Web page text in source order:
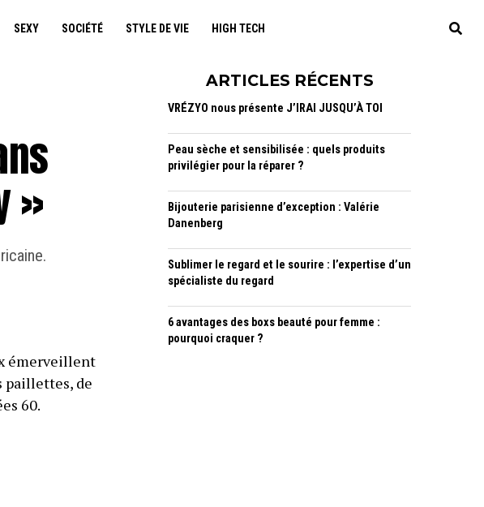
SEXY SOCIÉTÉ STYLE DE VIE HIGH TECH
»
émerveillent
paillettes, de
60.
ARTICLES RÉCENTS
VRÉZYO nous présente J’IRAI JUSQU’À TOI
Peau sèche et sensibilisée : quels produits
privilégier pour la réparer ?
Bijouterie parisienne d’exception : Valérie
Danenberg
Sublimer le regard et le sourire : l’expertise d’un
spécialiste du regard
6 avantages des boxs beauté pour femme :
pourquoi craquer ?